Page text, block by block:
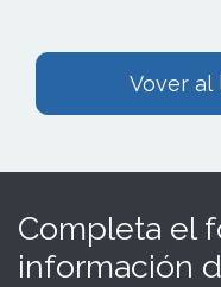
Vover al
Completa el
información